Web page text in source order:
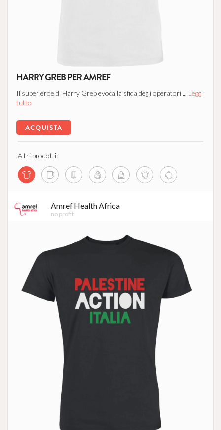
HARRY GREB PER AMREF
Il super eroe di Harry Greb evoca la sfida degli operatori ... Leggi
tutto
ACQUISTA
Altri prodotti:
Amref Health Africa
no profit